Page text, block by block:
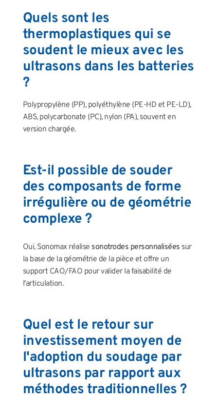
Quels sont les
thermoplastiques qui se
soudent le mieux avec les
ultrasons dans les batteries
?
Polypropylène (PP), polyéthylène (PE-HD et PE-LD),
ABS, polycarbonate (PC), nylon (PA), souvent en
version chargée.
Est-il possible de souder
des composants de forme
irrégulière ou de géométrie
complexe ?
Oui, Sonomax réalise sonotrodes personnalisées sur
la base de la géométrie de la pièce et offre un
support CAO/FAO pour valider la faisabilité de
l'articulation.
Quel est le retour sur
investissement moyen de
l'adoption du soudage par
ultrasons par rapport aux
méthodes traditionnelles ?